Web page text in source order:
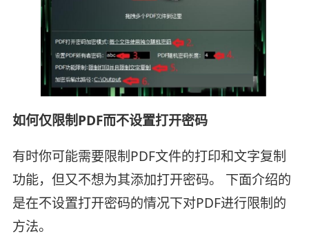
如何仅限制PDF而不设置打开密码
有时你可能需要限制PDF文件的打印和文字复制
功能，但又不想为其添加打开密码。 下面介绍的
是在不设置打开密码的情况下对PDF进行限制的
方法。